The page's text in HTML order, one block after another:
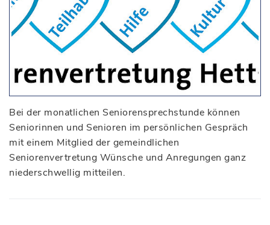
Bei der monatlichen Seniorensprechstunde können
Seniorinnen und Senioren im persönlichen Gespräch
mit einem Mitglied der gemeindlichen
Seniorenvertretung Wünsche und Anregungen ganz
niederschwellig mitteilen.